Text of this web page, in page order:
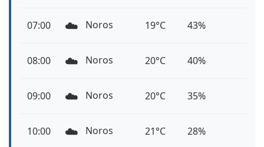
07:00 ☁️ Noros 19°C 43%
08:00 ☁️ Noros 20°C 40%
09:00 ☁️ Noros 20°C 35%
10:00 ☁️ Noros 21°C 28%